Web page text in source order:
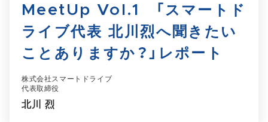
MeetUp Vol.1 「スマートド
ライブ代表 北川烈へ聞きたい
ことありますか？」レポート
株式会社スマートドライブ
代表取締役
北川 烈